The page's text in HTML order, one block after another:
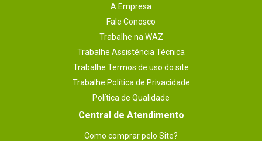
A Empresa
Fale Conosco
Trabalhe na WAZ
Trabalhe Assistência Técnica
Trabalhe Termos de uso do site
Trabalhe Política de Privacidade
Política de Qualidade
Central de Atendimento
Como comprar pelo Site?